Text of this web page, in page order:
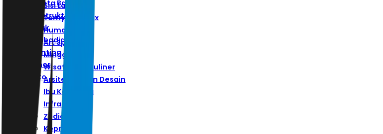
Ibu Kota Baru
Infrastruktur
Zodiak
Kepribadian
Parenting
Kuliner
Photo
Sisi Lain
Ternyata Hoax
Humaniora
Art Space
Minggu
Wisata Dan Kuliner
Arsitektur Dan Desain
Ibu Kota Baru
Infrastruktur
Zodiak
Kepribadian